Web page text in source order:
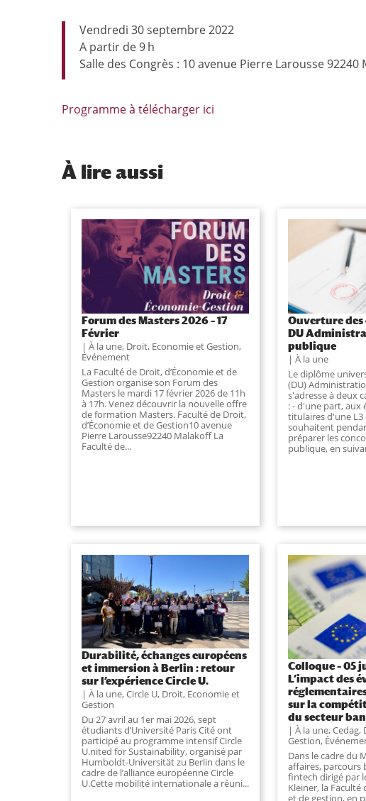
Vendredi 30 septembre 2022
A partir de 9 h
Salle des Congrès : 10 avenue Pierre Larousse 92240
Programme à télécharger ici
À lire aussi
Forum des Masters 2026 – 17
Février
À la une, Droit, Economie et Gestion,
Événement
La Faculté de Droit, d’Économie et de
Gestion organise son Forum des
Masters le mardi 17 février 2026 de 11h
à 17h. Venez découvrir la nouvelle offre
de formation Masters. Faculté de Droit,
d’Économie et de Gestion10 avenue
Pierre Larousse92240 Malakoff La
Faculté de...
Ouverture
DU
publique
À la une
Le diplôme
(DU)
s'adresse à deux
: - d'une part, aux
titulaires d'une
souhaitent
préparer les
publique, en
Durabilité, échanges européens
et immersion à Berlin : retour
sur l’expérience Circle U.
À la une,Circle U, Droit, Economie et
Gestion
Du 27 avril au 1er mai 2026, sept
étudiants d’Université Paris Cité ont
participé au programme intensif Circle
U.nited for Sustainability, organisé par
Humboldt-Universität zu Berlin dans le
cadre de l’alliance européenne Circle
U.Cette mobilité internationale a réuni...
Colloque – 05
L’impact des
sur la
du secteur
À la une,Cedag,
Gestion,
Dans le cadre du
affaires, parcours
fintech dirigé par
Kleiner, la Faculté
et de gestion, en